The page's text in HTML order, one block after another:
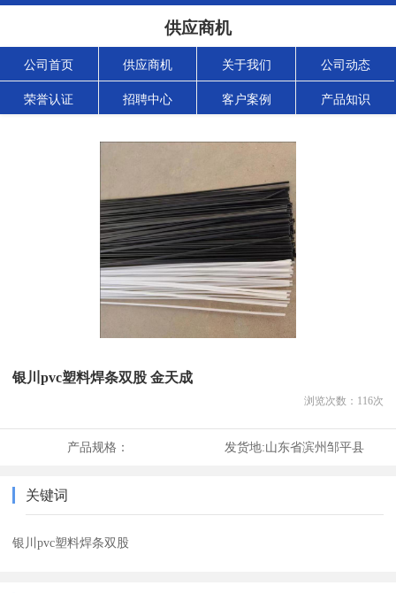
供应商机
公司首页 供应商机 关于我们 公司动态
荣誉认证 招聘中心 客户案例 产品知识
银川pvc塑料焊条双股 金天成
浏览次数： 116次
产品规格： 发货地:山东省滨州邹平县
关键词
银川pvc塑料焊条双股